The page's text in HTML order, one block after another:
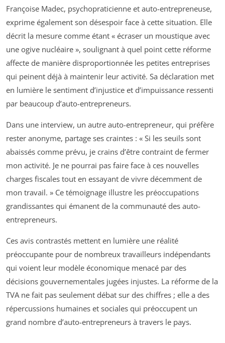
Françoise Madec, psychopraticienne et auto-entrepreneuse,
exprime également son désespoir face à cette situation. Elle
décrit la mesure comme étant « écraser un moustique avec
une ogive nucléaire », soulignant à quel point cette réforme
affecte de manière disproportionnée les petites entreprises
qui peinent déjà à maintenir leur activité. Sa déclaration met
en lumière le sentiment d’injustice et d’impuissance ressenti
par beaucoup d’auto-entrepreneurs.
Dans une interview, un autre auto-entrepreneur, qui préfère
rester anonyme, partage ses craintes : « Si les seuils sont
abaissés comme prévu, je crains d’être contraint de fermer
mon activité. Je ne pourrai pas faire face à ces nouvelles
charges fiscales tout en essayant de vivre décemment de
mon travail. » Ce témoignage illustre les préoccupations
grandissantes qui émanent de la communauté des auto-
entrepreneurs.
Ces avis contrastés mettent en lumière une réalité
préoccupante pour de nombreux travailleurs indépendants
qui voient leur modèle économique menacé par des
décisions gouvernementales jugées injustes. La réforme de la
TVA ne fait pas seulement débat sur des chiffres ; elle a des
répercussions humaines et sociales qui préoccupent un
grand nombre d’auto-entrepreneurs à travers le pays.